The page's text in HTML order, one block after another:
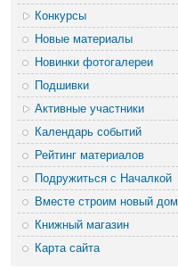
Конкурсы
Новые материалы
Новинки фотогалереи
Подшивки
Активные участники
Календарь событий
Рейтинг материалов
Подружиться с Началкой
Вместе строим новый дом
Книжный магазин
Карта сайта